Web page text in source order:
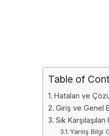
Table of
Hataları ve
Giriş ve Genel
Sık
Yanlış Bilgi